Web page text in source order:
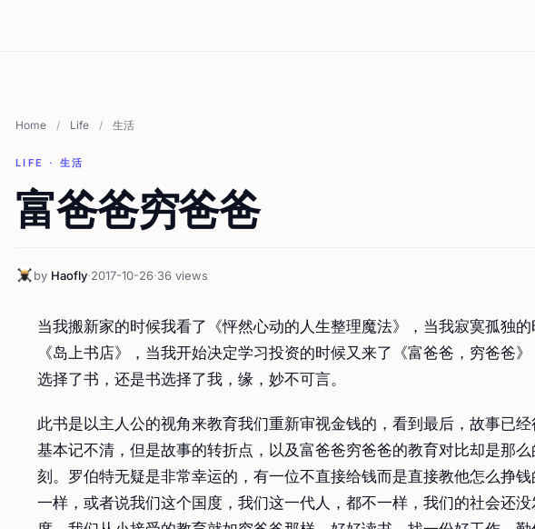
Home / Life / 生活
LIFE · 生活
富爸爸穷爸爸
by Haofly·2017-10-26·36 views
当我搬新家的时候我看了《怦然心动的人生整理魔法》，当我寂寞孤独的
《岛上书店》，当我开始决定学习投资的时候又来了《富爸爸，穷爸爸
选择了书，还是书选择了我，缘，妙不可言。
此书是以主人公的视角来教育我们重新审视金钱的，看到最后，故事已
基本记不清，但是故事的转折点，以及富爸爸穷爸爸的教育对比却是那
刻。罗伯特无疑是非常幸运的，有一位不直接给钱而是直接教他怎么挣
一样，或者说我们这个国度，我们这一代人，都不一样，我们的社会还